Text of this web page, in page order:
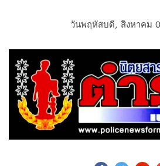
วันพฤหัสบดี, สิงหาคม